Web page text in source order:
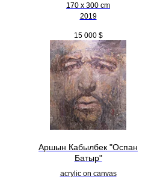
170 x 300 cm
2019
15 000 $
Аршын Кабылбек "Оспан
Батыр"
acrylic on canvas